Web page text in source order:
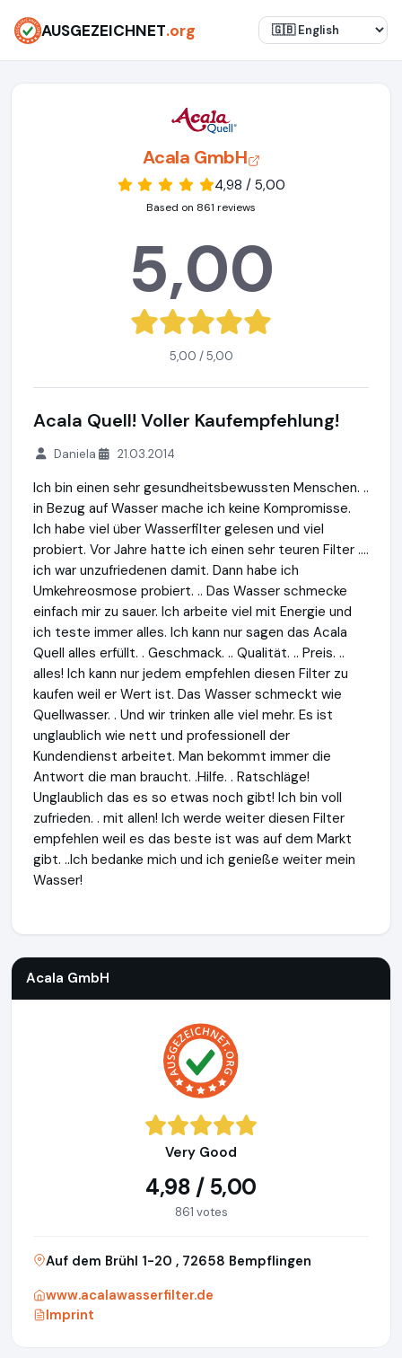
AUSGEZEICHNET.org
Acala GmbH
4,98 / 5,00
Based on 861 reviews
5,00
5,00 / 5,00
Acala Quell! Voller Kaufempfehlung!
Daniela 21.03.2014
Ich bin einen sehr gesundheitsbewussten Menschen. ..
in Bezug auf Wasser mache ich keine Kompromisse.
Ich habe viel über Wasserfilter gelesen und viel
probiert. Vor Jahre hatte ich einen sehr teuren Filter ....
ich war unzufriedenen damit. Dann habe ich
Umkehreosmose probiert. .. Das Wasser schmecke
einfach mir zu sauer. Ich arbeite viel mit Energie und
ich teste immer alles. Ich kann nur sagen das Acala
Quell alles erfüllt. . Geschmack. .. Qualität. .. Preis. ..
alles! Ich kann nur jedem empfehlen diesen Filter zu
kaufen weil er Wert ist. Das Wasser schmeckt wie
Quellwasser. . Und wir trinken alle viel mehr. Es ist
unglaublich wie nett und professionell der
Kundendienst arbeitet. Man bekommt immer die
Antwort die man braucht. .Hilfe. . Ratschläge!
Unglaublich das es so etwas noch gibt! Ich bin voll
zufrieden. . mit allen! Ich werde weiter diesen Filter
empfehlen weil es das beste ist was auf dem Markt
gibt. ..Ich bedanke mich und ich genieße weiter mein
Wasser!
Acala GmbH
Very Good
4,98 / 5,00
861 votes
Auf dem Brühl 1-20 , 72658 Bempflingen
www.acalawasserfilter.de
Imprint